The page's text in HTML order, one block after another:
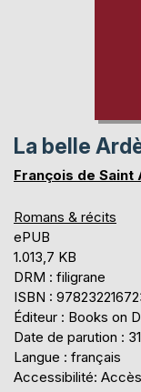
La belle
François de Saint
Romans & récits
ePUB
1.013,7 KB
DRM : filigrane
ISBN :
Éditeur : Books on
Date de parution :
Langue : français
Accessibilité: